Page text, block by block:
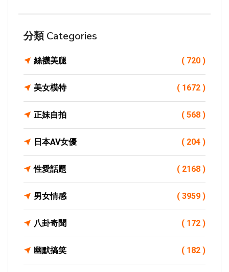
分類 Categories
絲襪美腿 ( 720 )
美女模特 ( 1672 )
正妹自拍 ( 568 )
日本AV女優 ( 204 )
性愛話題 ( 2168 )
男女情感 ( 3959 )
八卦奇聞 ( 172 )
幽默搞笑 ( 182 )